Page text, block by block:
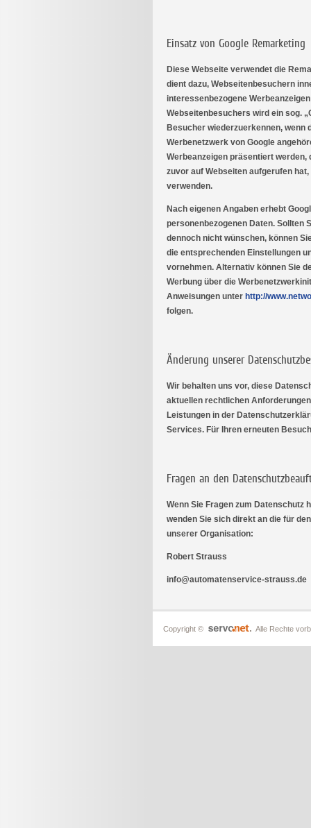
Einsatz von Google Remarketing
Diese Webseite verwendet die
dient dazu, Webseitenbesuchern
interessenbezogene
Webseitenbesuchers wird ein sog.
Besucher wiederzuerkennen, wenn
Werbenetzwerk von Google
Werbeanzeigen präsentiert
zuvor auf Webseiten aufgerufen
verwenden.
Nach eigenen Angaben erhebt
personenbezogenen Daten. Sollten
dennoch nicht wünschen, können
die entsprechenden Einstellungen
vornehmen. Alternativ können Sie
Werbung über die
Anweisungen unter http://
folgen.
Änderung unserer
Wir behalten uns vor, diese
aktuellen rechtlichen
Leistungen in der
Services. Für Ihren erneuten
Fragen an den
Wenn Sie Fragen zum Datenschutz
wenden Sie sich direkt an die für
unserer Organisation:
Robert Strauss
info@automatenservice-strauss.de
Copyright © Alle Rechte